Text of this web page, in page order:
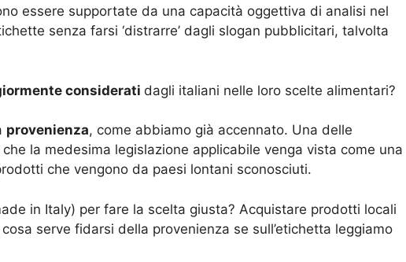
essere supportate da una capacità oggettiva di analisi nel
senza farsi ‘distrarre’ dagli slogan pubblicitari, talvolta
considerati dagli italiani nelle loro scelte alimentari?
provenienza, come abbiamo già accennato. Una delle
la medesima legislazione applicabile venga vista come una
che vengono da paesi lontani sconosciuti.
in Italy) per fare la scelta giusta? Acquistare prodotti locali
serve fidarsi della provenienza se sull’etichetta leggiamo